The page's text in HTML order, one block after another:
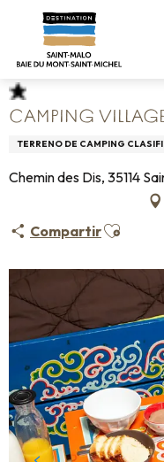
contenu
Home Haga las
Camping Village
CAMPING
TERRENO DE CAMPING
Chemin des Dis, 35114
CompartirAjouter